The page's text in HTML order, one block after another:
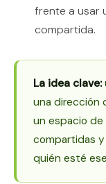
frente a usar
compartida.
La idea clave:
una dirección
un espacio
compartidas
quién esté